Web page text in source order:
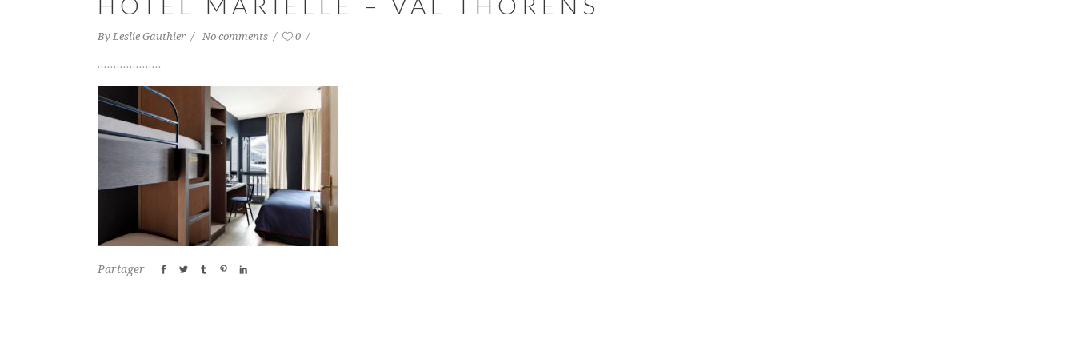
By Leslie Gauthier No comments 0
Partager